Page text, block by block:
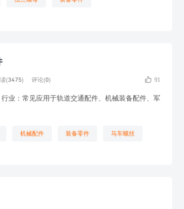
(3475) 评论(0)  91
业：常见应用于轨道交通配件、机械装备配件、军
机械配件 装备零件 马车螺丝